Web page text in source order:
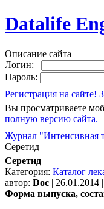
Datalife
Описание сайта
Логин:
Пароль:
Регистрация на сайте!
Вы просматриваете
полную версию сайта.
Журнал "Интенсивная
Серетид
Серетид
Категория: Каталог
автор: Doc | 26.01.2014
Форма выпуска,